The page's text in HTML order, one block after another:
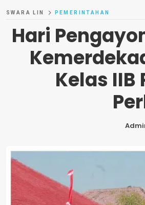
SWARA LIN PEMERINTAHAN
Hari
Kelas IIB